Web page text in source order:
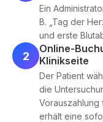
Ein
B. „Tag der
und erste
2
Online-
Klinikseite
Der Patient
die
Vorauszahlung
erhält eine